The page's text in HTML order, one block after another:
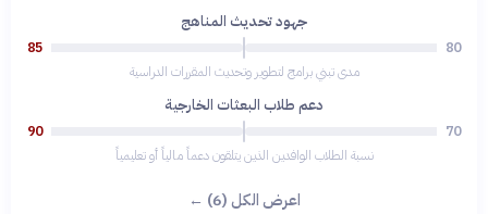
جهود تحديث المناهج
80
85
مدى تبني برامج لتطوير وتحديث المقررات الدراسية
دعم طلاب البعثات الخارجية
70
90
نسبة الطلاب الوافدين الذين يتلقون دعماً مالياً أو تعليمياً
اعرض الكل (6) ←